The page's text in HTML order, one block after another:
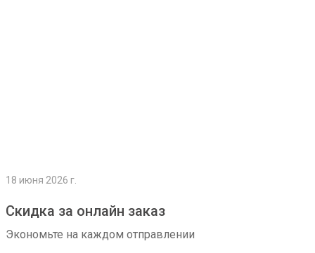
18 июня 2026 г.
Скидка за онлайн заказ
Экономьте на каждом отправлении